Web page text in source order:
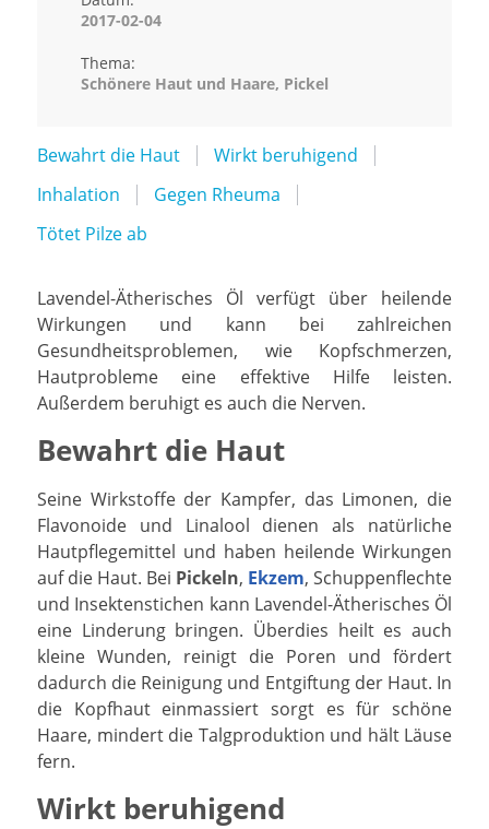
2017-02-04
Thema:
Schönere Haut und Haare, Pickel
Bewahrt die Haut
Wirkt beruhigend
Inhalation
Gegen Rheuma
Tötet Pilze ab
Lavendel-Ätherisches Öl verfügt über heilende
Wirkungen und kann bei zahlreichen
Gesundheitsproblemen, wie Kopfschmerzen,
Hautprobleme eine effektive Hilfe leisten.
Außerdem beruhigt es auch die Nerven.
Bewahrt die Haut
Seine Wirkstoffe der Kampfer, das Limonen, die
Flavonoide und Linalool dienen als natürliche
Hautpflegemittel und haben heilende Wirkungen
auf die Haut. Bei Pickeln, Ekzem, Schuppenflechte
und Insektenstichen kann Lavendel-Ätherisches Öl
eine Linderung bringen. Überdies heilt es auch
kleine Wunden, reinigt die Poren und fördert
dadurch die Reinigung und Entgiftung der Haut. In
die Kopfhaut einmassiert sorgt es für schöne
Haare, mindert die Talgproduktion und hält Läuse
fern.
Wirkt beruhigend